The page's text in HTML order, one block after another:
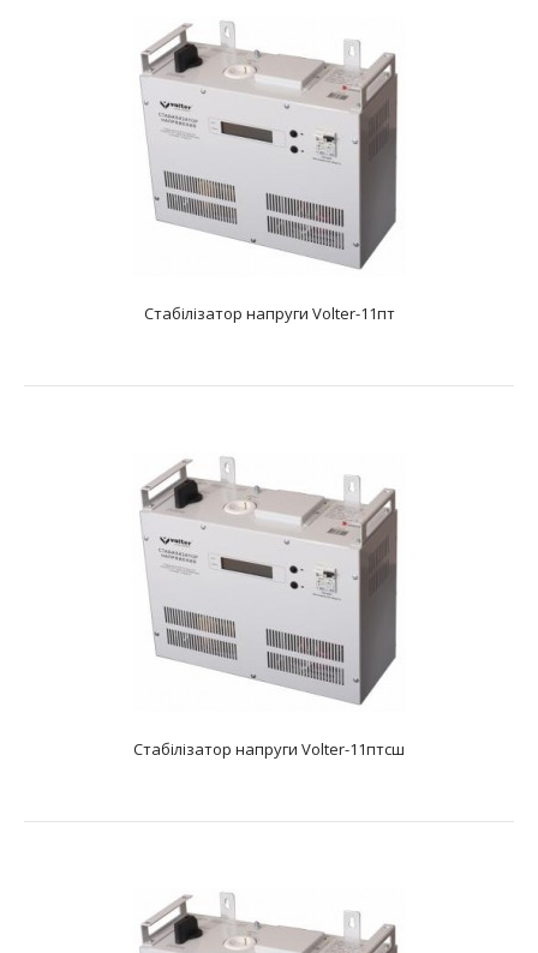
Стабілізатор напруги Volter-0.5P
text_zero
Характеристики: Тип: релейний Фазність: одна фаза
Діапазон вхідної напруги, В: 155-..
Стабілізатор напруги Volter-11 HL
text_zero
Стабілізатор напруги Volter-11пт
Стабілізатор напруги Volter-11птcш